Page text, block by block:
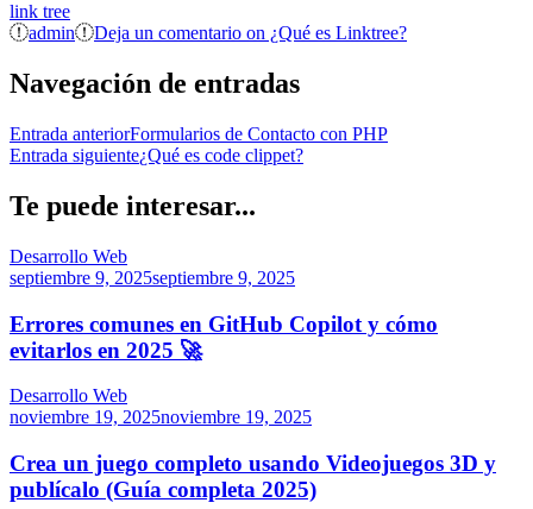
link tree
admin
Deja un comentario on ¿Qué es Linktree?
Navegación de entradas
Entrada anteriorFormularios de Contacto con PHP
Entrada siguiente¿Qué es code clippet?
Te puede interesar...
Desarrollo Web
septiembre 9, 2025septiembre 9, 2025
Errores comunes en GitHub Copilot y cómo
evitarlos en 2025 🚀
Desarrollo Web
noviembre 19, 2025noviembre 19, 2025
Crea un juego completo usando Videojuegos 3D y
publícalo (Guía completa 2025)